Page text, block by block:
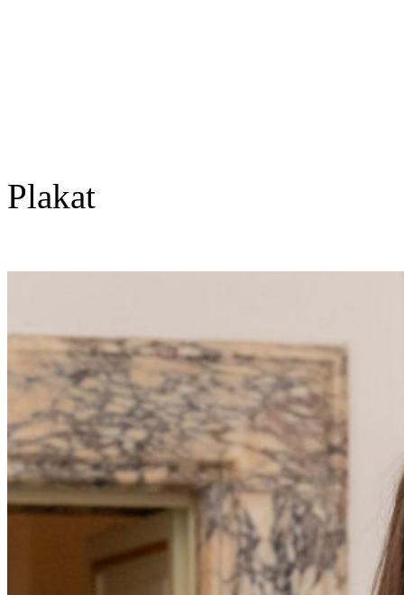
Plakat